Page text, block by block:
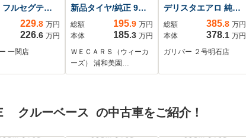
ルセグテレ
クカメラ
ートヒータ
ーズコント
ップ デュア
ッドライト
229.8 万円
226.6 万円
一関店
新品タイヤ/純正 9イ
ンチ SDナビ/フリップ
ダウンモニター 純正
11.4インチ/インテリ
ジェントルームミラ
ー/衝突安全装置/両側
総額 195.9 万円
本体
185.3 万円
ＷＥＣＡＲＳ（ウィーカ
ーズ） 浦和美園…
デリスタエアロ 純正
SDナビ Bluetooth フ
ルセグTV CD バック
カメラ 追従クルーズ
インETC 純正フロア
テンエアバック T-
総額 385.8 万円
本体
378.1 万円
ガリバー ２号明石店
クルーベース の中古車をご紹介！